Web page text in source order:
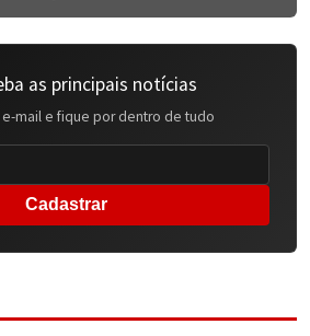
as principais notícias
e-mail e fique por dentro de tudo
Cadastrar